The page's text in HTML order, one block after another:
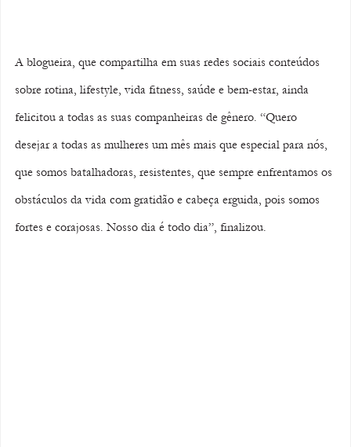
A blogueira, que compartilha em suas redes sociais conteúdos
sobre rotina, lifestyle, vida fitness, saúde e bem-estar, ainda
felicitou a todas as suas companheiras de gênero. “Quero
desejar a todas as mulheres um mês mais que especial para nós,
que somos batalhadoras, resistentes, que sempre enfrentamos os
obstáculos da vida com gratidão e cabeça erguida, pois somos
fortes e corajosas. Nosso dia é todo dia”, finalizou.